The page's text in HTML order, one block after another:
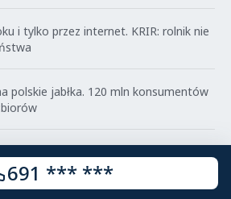
691 *** ***
i tylko przez internet. KRIR: rolnik nie
polskie jabłka. 120 mln konsumentów
— Wszelkie prawa zastrzeżone